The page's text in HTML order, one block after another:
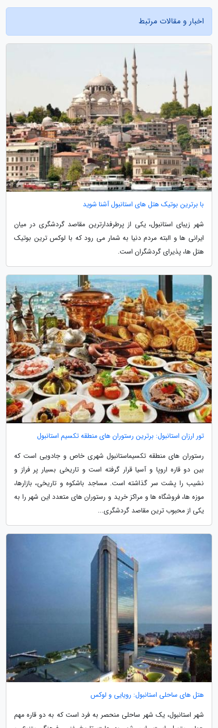
اخبار و مقالات مرتبط
با برترین بوتیک هتل های استانبول آشنا شوید
شهر زیبای استانبول، یکی از پرطرفدارترین مقاصد گردشگری در میان
ایرانی ها و البته مردم دنیا به شمار می رود که با لوکس ترین بوتیک
هتل ها، پذیرای گردشگران است.
تور ارزان استانبول: برترین رستوران های منطقه تکسیم استانبول
رستوران های منطقه تکسیماستانبول شهری خاص و جادویی است که
بین دو قاره اروپا و آسیا قرار گرفته است و تاریخی بسیار پر فراز و
نشیب را پشت سر گذاشته است. مساجد باشکوه و تاریخی، بازارها،
موزه ها، فروشگاه ها و مراکز خرید و رستوران های متعدد این شهر را به
یکی از محبوب ترین مقاصد گردشگری...
هتل های ساحلی استانبول: رویایی و لوکس
شهر استانبول، یک شهر ساحلی منحصر به فرد است که به دو قاره مهم